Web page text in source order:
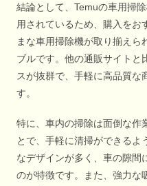
結論として、Temuの車用掃
用されているため、購入をお
まな車用掃除機が取り揃えら
ブルです。他の通販サイトと
スが抜群で、手軽に高品質な
す。
特に、車内の掃除は面倒な作
とで、手軽に清掃ができるよ
なデザインが多く、車の隙間
のが特徴です。また、強力な